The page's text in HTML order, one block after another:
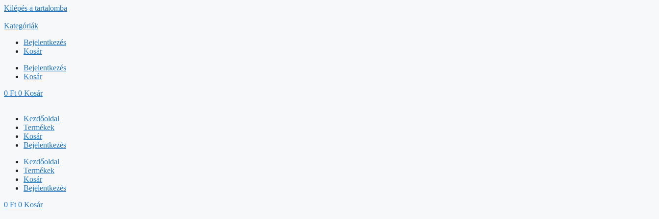
Kilépés a tartalomba
Kategóriák
Bejelentkezés
Kosár
Bejelentkezés
Kosár
0 Ft 0 Kosár
Kezdőoldal
Termékek
Kosár
Bejelentkezés
Kezdőoldal
Termékek
Kosár
Bejelentkezés
0 Ft 0 Kosár